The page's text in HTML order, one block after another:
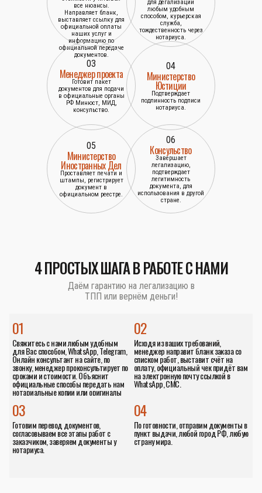
все нюансы.
Направляет бланк,
выставляет ссылку для
официальной оплаты
наших услуг и
информацию по
официальной передаче
документов.
для дегализации
любым удобным
способом, курьерская
служба,
тождественность через
нотариуса.
03
Менеджер проекта
Готовит пакет
документов для подачи
в официальные органы
РФ Минюст, МИД,
консульство.
04
Министерство
Юстиции
Подтверждает
подлинность подписи
нотариуса.
05
Министерство
Иностранных Дел
Проставляет печати и
штампы, регистрирует
документ в
официальном реестре.
06
Консульство
Завершает
легализацию,
подтверждает
легитимность
документа, для
использования в другой
стране.
4 ПРОСТЫХ ШАГА В РАБОТЕ С НАМИ
Даём гарантию на легализацию в
ТПП или вернём деньги!
01
Свяжитесь с нами любым удобным
для Вас способом, WhatsApp, Telegram,
Онлайн консультант на сайте, по
звонку, менеджер проконсультирует по
сроками и стоимости. Объяснит
официальные способы передать нам
нотариальные копии или оригиналы
02
Исходя из ваших требований,
менеджер направит бланк заказа со
списком работ, выставит счёт на
оплату, официальный чек придёт вам
на электронную почту ссылкой в
WhatsApp, СМС.
04
По готовности, отправим документы в
пункт выдачи, любой город РФ, любую
страну мира.
03
Готовим перевод документов,
согласовываем все этапы работ с
заказчиком, заверяем документы у
нотариуса.